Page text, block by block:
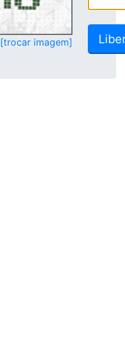
[trocar imagem]